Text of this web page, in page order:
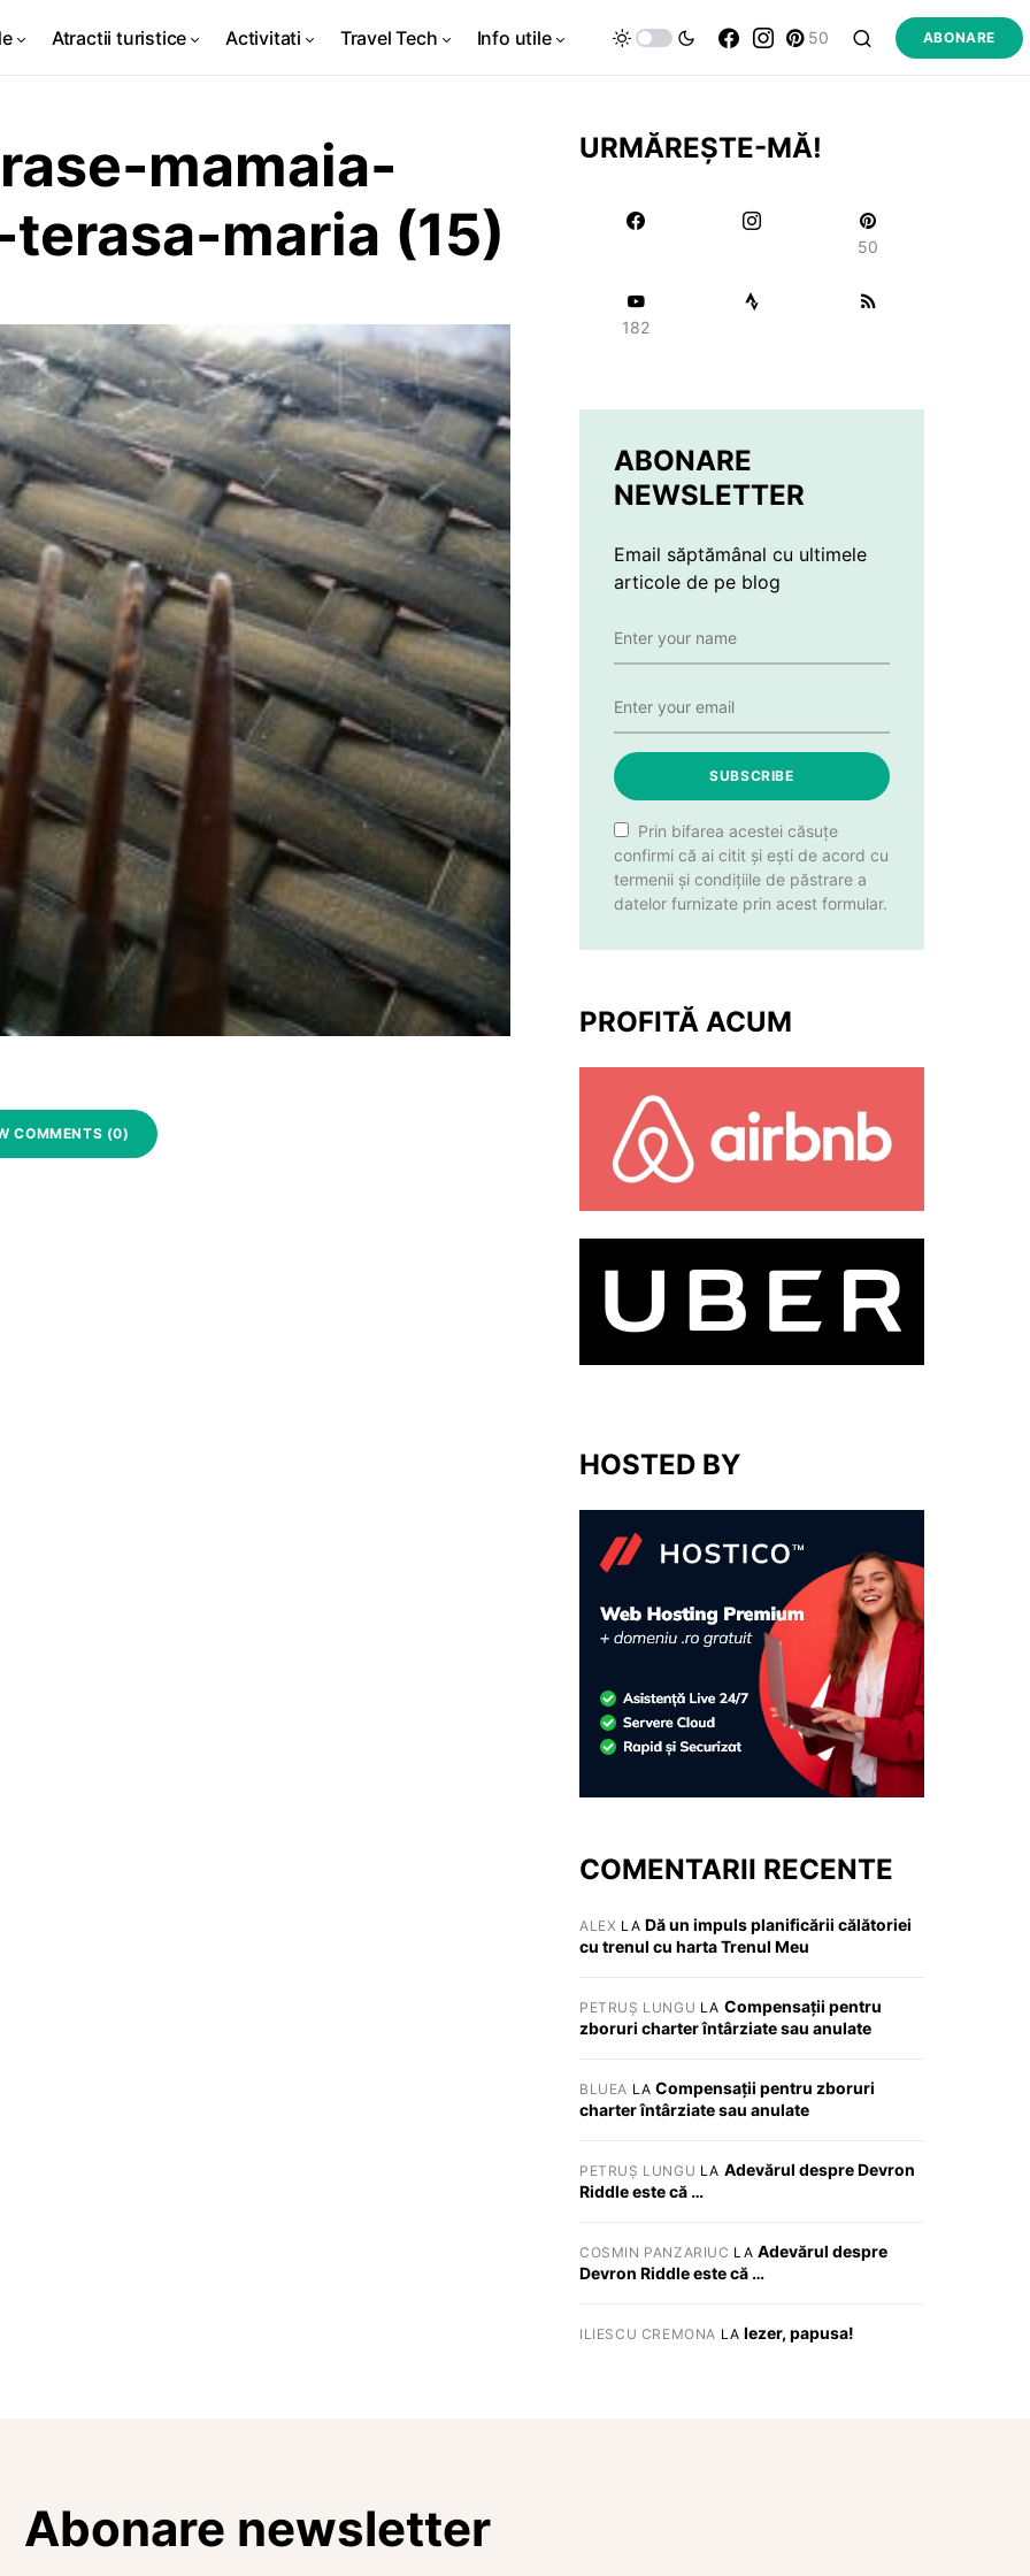
Atractii turistice Activitati Travel Tech Info utile 50 ABONARE
mamaia-
maria (15)
COMMENTS (0)
URMĂREȘTE-MĂ!
50
182
ABONARE
NEWSLETTER
Email săptămânal cu ultimele
articole de pe blog
SUBSCRIBE
Prin bifarea acestei căsuțe
confirmi că ai citit și ești de acord cu
termenii și condițiile de păstrare a
datelor furnizate prin acest formular.
PROFITĂ ACUM
HOSTED BY
COMENTARII RECENTE
ALEX LA Dă un impuls planificării călătoriei
cu trenul cu harta Trenul Meu
PETRUȘ LUNGU LA Compensații pentru
zboruri charter întârziate sau anulate
BLUEA LACompensații pentru zboruri
charter întârziate sau anulate
PETRUȘ LUNGU LA Adevărul despre Devron
Riddle este că …
COSMIN PANZARIUC LA Adevărul despre
Devron Riddle este că …
ILIESCU CREMONA LA Iezer, papusa!
Abonare newsletter